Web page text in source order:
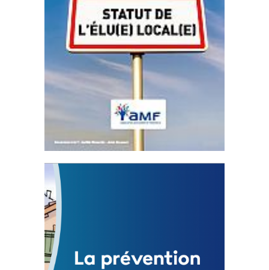
Statut de l’élu local
3 avril 2024
Mise à jour avril 2024
FEUILLETER